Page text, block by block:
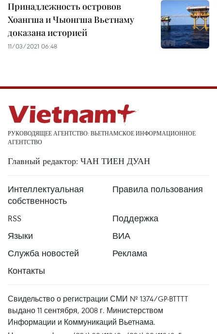
Принадлежность островов
Хоангша и Чыонгша Вьетнаму
доказана историей
11/03/2021 06:48
РУКОВОДЯЩЕЕ АГЕНТСТВО: ВЬЕТНАМСКОЕ ИНФОРМАЦИОННОЕ
АГЕНТСТВО
Главный редактор: ЧАН ТИЕН ДУАН
Интеллектуальная
собственность
Правила пользования
RSS
Поддержка
Языки
ВИА
Служба новостей
Реклама
Контакты
Свидельство о регистрации СМИ № 1374/GP-BTTTT
выдано 11 сентября, 2008 г. Министерством
Информации и Коммуникаций Вьетнама.